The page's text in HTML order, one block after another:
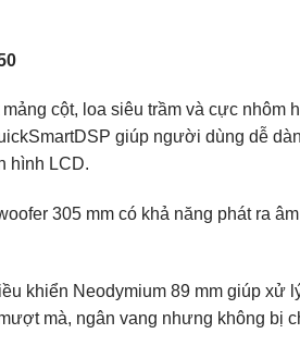
cột, loa siêu trầm và cực
giúp người dùng dễ
hình LCD.
305 mm có khả năng phát ra
khiển Neodymium 89 mm giúp xử
mà, ngân vang nhưng không bị